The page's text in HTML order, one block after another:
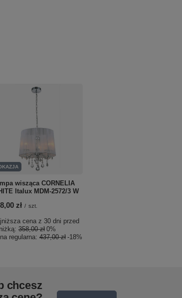
wisząca CORNELIA
Italux MDM-2572/3 W
zł / szt.
cena z 30 dni przed
358,00 zł 0%
regularna: 437,00 zł -18%
chcesz